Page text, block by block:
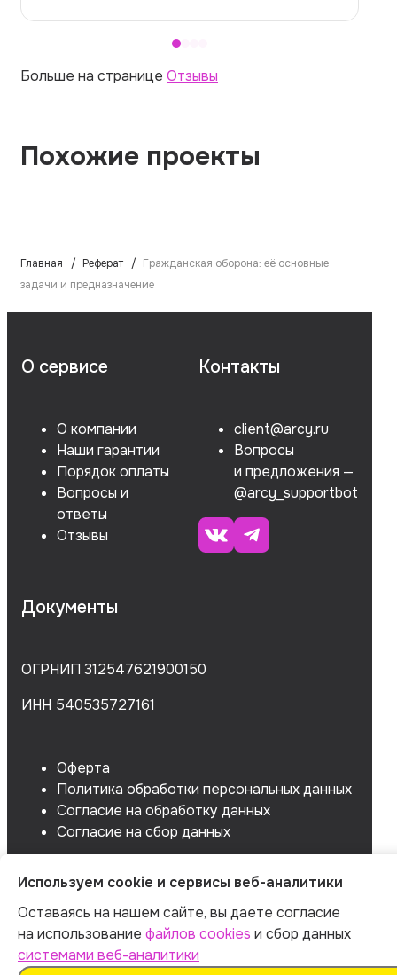
Больше на странице Отзывы
Похожие проекты
Главная Реферат
Гражданская оборона: её основные
задачи и предназначение
О сервисе
О компании
Наши гарантии
Порядок оплаты
Вопросы и
ответы
Отзывы
Контакты
client@arcy.ru
Вопросы
и предложения —
@arcy_supportbot
Документы
ОГРНИП 312547621900150
ИНН 540535727161
Оферта
Политика обработки персональных данных
Согласие на обработку данных
Согласие на сбор данных
Используем cookie и сервисы веб-аналитики
Оставаясь на нашем сайте, вы даете согласие
на использование файлов cookies и сбор данных
системами веб-аналитики